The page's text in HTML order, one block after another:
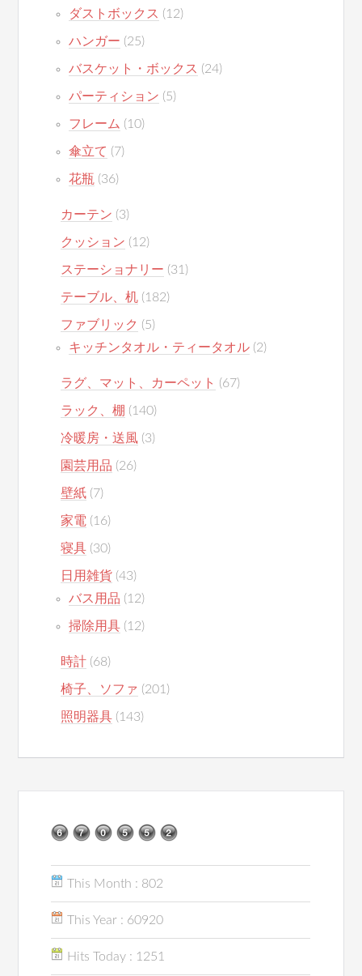
ダストボックス (12)
ハンガー (25)
バスケット・ボックス (24)
パーティション (5)
フレーム (10)
傘立て (7)
花瓶 (36)
カーテン (3)
クッション (12)
ステーショナリー (31)
テーブル、机 (182)
ファブリック (5)
キッチンタオル・ティータオル (2)
ラグ、マット、カーペット (67)
ラック、棚 (140)
冷暖房・送風 (3)
園芸用品 (26)
壁紙 (7)
家電 (16)
寝具 (30)
日用雑貨 (43)
バス用品 (12)
掃除用具 (12)
時計 (68)
椅子、ソファ (201)
照明器具 (143)
This Month : 802
This Year : 60920
Hits Today : 1251